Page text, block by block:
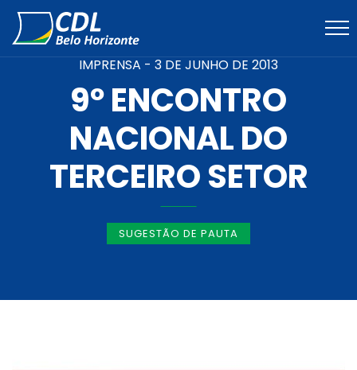
IMPRENSA - 3 DE JUNHO DE 2013
9º ENCONTRO
NACIONAL DO
TERCEIRO SETOR
SUGESTÃO DE PAUTA